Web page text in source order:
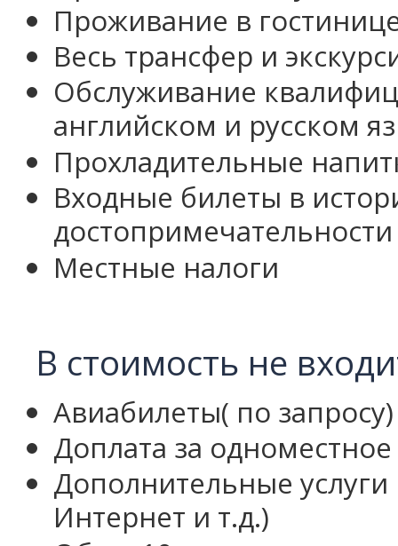
Проживание в
Весь трансфер и
Обслуживание
английском и русском
Прохладительные
Входные билеты в
достопримечательности
Местные налоги
В стоимость не
Авиабилеты( по запросу)
Доплата за
Дополнительные
Интернет и т.д.)